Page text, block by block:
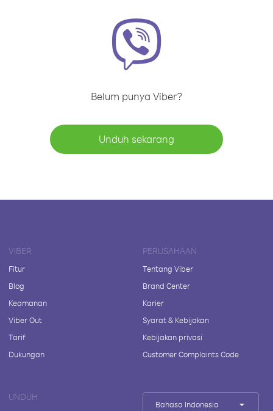
Belum punya Viber?
Unduh sekarang
VIBER
Fitur
Blog
Keamanan
Viber Out
Tarif
Dukungan
PERUSAHAAN
Tentang Viber
Brand Center
Karier
Syarat & Kebijakan
Kebijakan privasi
Customer Complaints Code
UNDUH
Bahasa Indonesia